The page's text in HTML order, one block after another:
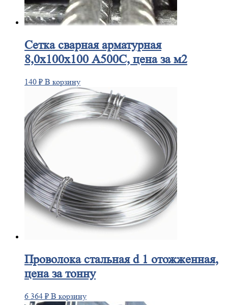
Сеткасварная арматурная
8,0х100х100 А500С, цена за м2
140 ₽ В корзину
Проволокастальная d 1 отожженная,
цена за тонну
6 364 ₽ В корзину